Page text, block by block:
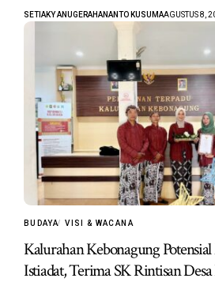
SETIAKY ANUGERAHANANTO KUSUMAAGUSTUS 8,
BUDAYA VISI & WACANA
Kalurahan Kebonagung
Istiadat, Terima SK Rintisan Desa